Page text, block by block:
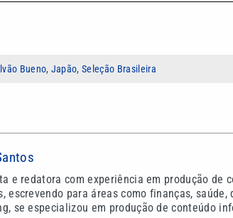
Bueno, Japão,Seleção Brasileira
e redatora com experiência em produção
escrevendo para áreas como finanças,
se especializou em produção de conteúdo